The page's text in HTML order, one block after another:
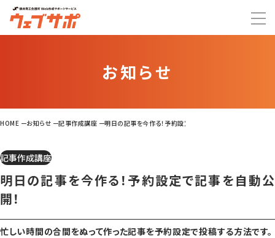
お知らせ
HOME お知らせ 記事作成講座 明日の記事を今作る！予約設定で記事を自動公開！
記事作成講座
明日の記事を今作る！予約設定で記事を自動公
開！
忙しい時間の合間をぬって作った記事を予約設定で投稿する方法です。